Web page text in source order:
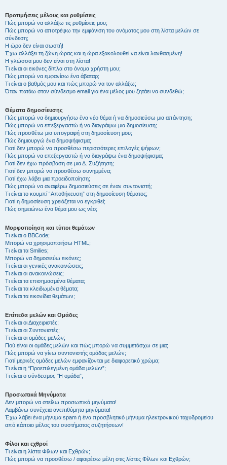
Προτιμήσεις μέλους και ρυθμίσεις
Πώς μπορώ να αλλάξω τις ρυθμίσεις μου;
Πώς μπορώ να αποτρέψω την εμφάνιση του ονόματος μου στη λίστα μελών σε
σύνδεση;
Η ώρα δεν είναι σωστή!
Έχω αλλάξει τη ζώνη ώρας και η ώρα εξακολουθεί να είναι λανθασμένη!
Η γλώσσα μου δεν είναι στη λίστα!
Τι είναι οι εικόνες δίπλα στο όνομα χρήστη μου;
Πώς μπορώ να εμφανίσω ένα άβαταρ;
Τι είναι ο βαθμός μου και πώς μπορώ να τον αλλάξω;
Όταν πατάω στον σύνδεσμο email για ένα μέλος μου ζητάει να συνδεθώ;
Θέματα δημοσίευσης
Πώς μπορώ να δημιουργήσω ένα νέο θέμα ή να δημοσιεύσω μια απάντηση;
Πώς μπορώ να επεξεργαστώ ή να διαγράψω μια δημοσίευση;
Πώς προσθέτω μια υπογραφή στη δημοσίευση μου;
Πώς δημιουργώ ένα δημοψήφισμα;
Γιατί δεν μπορώ να προσθέσω περισσότερες επιλογές ψήφων;
Πώς μπορώ να επεξεργαστώ ή να διαγράψω ένα δημοψήφισμα;
Γιατί δεν έχω πρόσβαση σε μια Δ. Συζήτηση;
Γιατί δεν μπορώ να προσθέσω συνημμένα;
Γιατί έχω λάβει μια προειδοποίηση;
Πώς μπορώ να αναφέρω δημοσιεύσεις σε έναν συντονιστή;
Τι είναι το κουμπί “Αποθήκευση” στη δημοσίευση θέματος;
Γιατί η δημοσίευση χρειάζεται να εγκριθεί;
Πώς σημειώνω ένα θέμα μου ως νέο;
Μορφοποίηση και τύποι θεμάτων
Τι είναι ο BBCode;
Μπορώ να χρησιμοποιήσω HTML;
Τι είναι τα Smilies;
Μπορώ να δημοσιεύω εικόνες;
Τι είναι οι γενικές ανακοινώσεις;
Τι είναι οι ανακοινώσεις;
Τι είναι τα επισημασμένα θέματα;
Τι είναι τα κλειδωμένα θέματα;
Τι είναι τα εικονίδια θεμάτων;
Επίπεδα μελών και Ομάδες
Τι είναι οι Διαχειριστές;
Τι είναι οι Συντονιστές;
Τι είναι οι ομάδες μελών;
Πού είναι οι ομάδες μελών και πώς μπορώ να συμμετάσχω σε μια;
Πώς μπορώ να γίνω συντονιστής ομάδας μελών;
Γιατί μερικές ομάδες μελών εμφανίζονται με διαφορετικό χρώμα;
Τι είναι η “Προεπιλεγμένη ομάδα μελών”;
Τι είναι ο σύνδεσμος "Η ομάδα”;
Προσωπικά Μηνύματα
Δεν μπορώ να στείλω προσωπικά μηνύματα!
Λαμβάνω συνέχεια ανεπιθύμητα μηνύματα!
Έχω λάβει ένα μήνυμα spam ή ένα προσβλητικό μήνυμα ηλεκτρονικού ταχυδρομείου
από κάποιο μέλος του συστήματος συζητήσεων!
Φίλοι και εχθροί
Τι είναι η λίστα Φίλων και Εχθρών;
Πώς μπορώ να προσθέσω / αφαιρέσω μέλη στις λίστες Φίλων και Εχθρών;